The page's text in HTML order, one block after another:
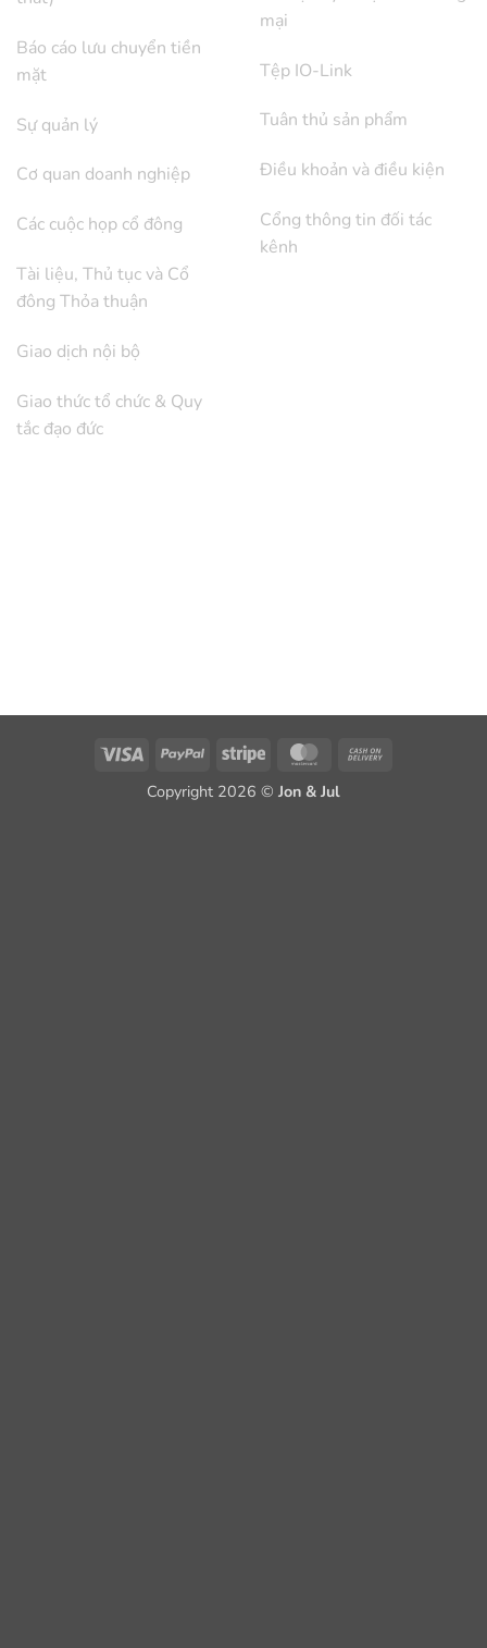
Báo cáo lưu chuyển tiền
mặt
Sự quản lý
Cơ quan doanh nghiệp
Các cuộc họp cổ đông
Tài liệu, Thủ tục và Cổ
đông Thỏa thuận
Giao dịch nội bộ
Giao thức tổ chức & Quy
tắc đạo đức
mại
Tệp IO-Link
Tuân thủ sản phẩm
Điều khoản và điều kiện
Cổng thông tin đối tác
kênh
Visa PayPal Stripe MasterCard
Copyright 2026 © Jon & Jul